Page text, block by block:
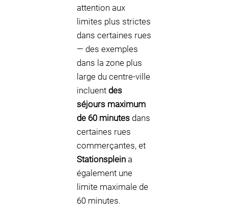
attention aux
limites plus strictes
dans certaines rues
— des exemples
dans la zone plus
large du centre-ville
incluent des
séjours maximum
de 60 minutes dans
certaines rues
commerçantes, et
Stationsplein a
également une
limite maximale de
60 minutes.